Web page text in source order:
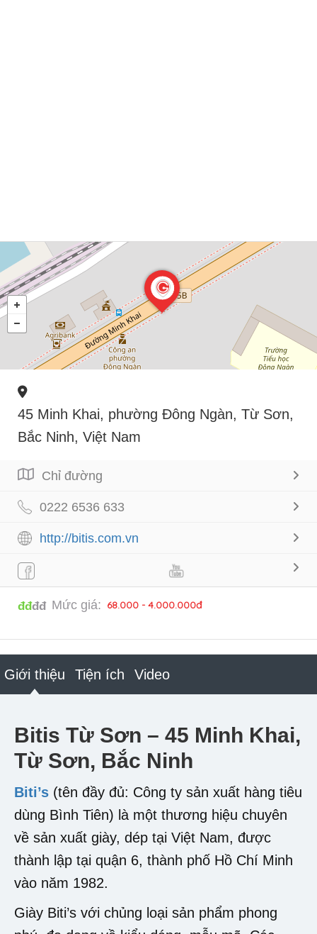
45 Minh Khai, phường Đông Ngàn, Từ Sơn,
Bắc Ninh, Việt Nam
Chỉ đường
0222 6536 633
http://bitis.com.vn
đđđđ Mức giá: 68.000 - 4.000.000đ
Giới thiệu Tiện ích Video
Bitis Từ Sơn – 45 Minh Khai,
Từ Sơn, Bắc Ninh
Biti’s (tên đầy đủ: Công ty sản xuất hàng tiêu
dùng Bình Tiên) là một thương hiệu chuyên
về sản xuất giày, dép tại Việt Nam, được
thành lập tại quận 6, thành phố Hồ Chí Minh
vào năm 1982.
Giày Biti’s với chủng loại sản phẩm phong